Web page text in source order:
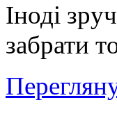
Іноді
забрати